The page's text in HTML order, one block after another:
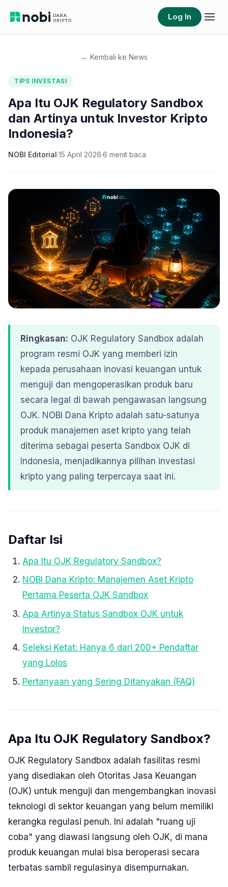
Log In
← Kembali ke News
TIPS INVESTASI
Apa Itu OJK Regulatory Sandbox
dan Artinya untuk Investor Kripto
Indonesia?
NOBI Editorial·15 April 2026·6 menit baca
Ringkasan: OJK Regulatory Sandbox adalah
program resmi OJK yang memberi izin
kepada perusahaan inovasi keuangan untuk
menguji dan mengoperasikan produk baru
secara legal di bawah pengawasan langsung
OJK. NOBI Dana Kripto adalah satu-satunya
produk manajemen aset kripto yang telah
diterima sebagai peserta Sandbox OJK di
Indonesia, menjadikannya pilihan investasi
kripto yang paling terpercaya saat ini.
Daftar Isi
Apa Itu OJK Regulatory Sandbox?
NOBI Dana Kripto: Manajemen Aset Kripto
Pertama Peserta OJK Sandbox
Apa Artinya Status Sandbox OJK untuk
Investor?
Seleksi Ketat: Hanya 6 dari 200+ Pendaftar
yang Lolos
Pertanyaan yang Sering Ditanyakan (FAQ)
Apa Itu OJK Regulatory Sandbox?
OJK Regulatory Sandbox adalah fasilitas resmi
yang disediakan oleh Otoritas Jasa Keuangan
(OJK) untuk menguji dan mengembangkan inovasi
teknologi di sektor keuangan yang belum memiliki
kerangka regulasi penuh. Ini adalah "ruang uji
coba" yang diawasi langsung oleh OJK, di mana
produk keuangan mulai bisa beroperasi secara
terbatas sambil regulasinya disempurnakan.